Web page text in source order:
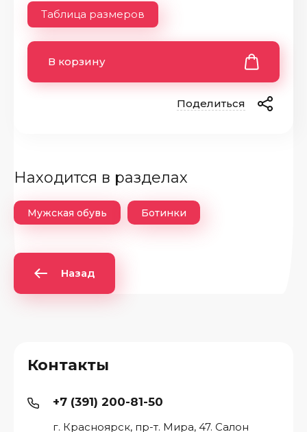
Таблица размеров
В корзину
Поделиться
Находится в разделах
Мужская обувь Ботинки
Назад
Контакты
+7 (391) 200-81-50
г. Красноярск, пр-т. Мира, 47. Салон